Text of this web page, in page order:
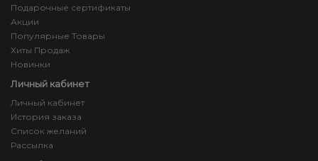
Подарочные сертификаты
Акции
Популярные Товары
Хиты Продаж
Новинки
Личный кабинет
Личный кабинет
История заказа
Список желаний
Рассылка